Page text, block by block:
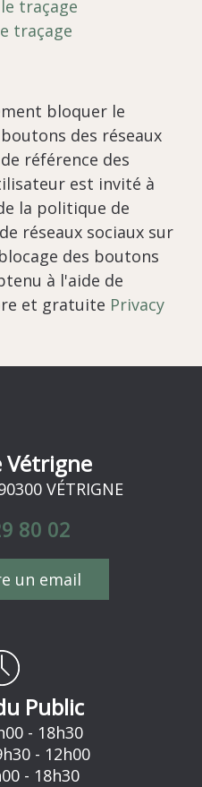
traçage
traçage
bloquer le
des réseaux
référence des
est invité à
la politique de
réseaux sociaux sur
des boutons
à l'aide de
et gratuite Privacy
Vétrigne
VÉTRIGNE
80 02
un email
Public
- 18h30
- 12h00
- 18h30